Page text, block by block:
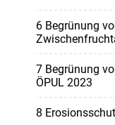
6 Begrünung
7 Begrünung
ÖPUL 2023
8